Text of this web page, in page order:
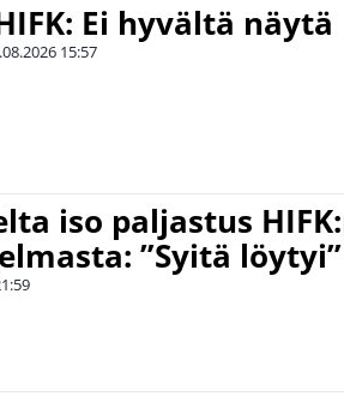
Ei hyvältä näytä
15:57
iso paljastus
”Syitä löytyi”